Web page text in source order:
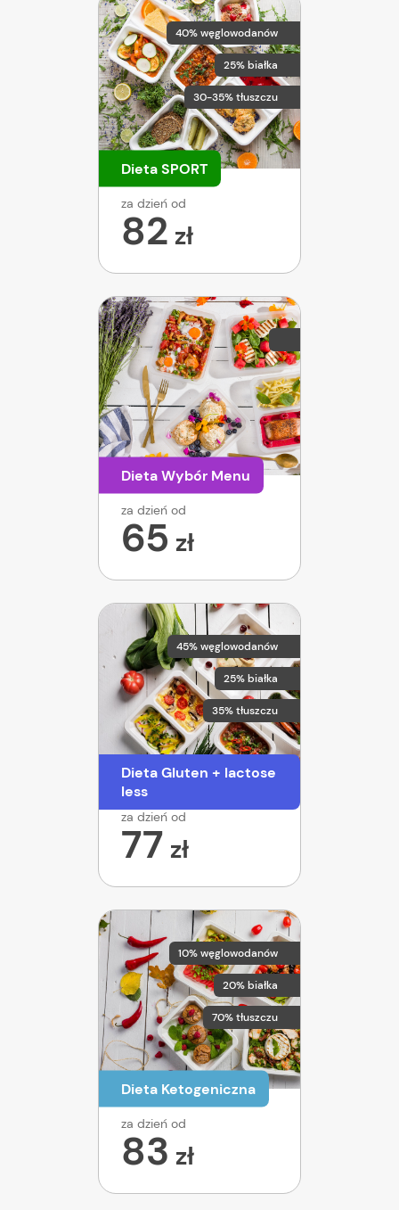
40% węglowodanów
25% białka
30-35% tłuszczu
Dieta SPORT
za dzień od
82 zł
Dieta Wybór Menu
za dzień od
65 zł
45% węglowodanów
25% białka
35% tłuszczu
Dieta Gluten + lactose
less
za dzień od
77 zł
10% węglowodanów
20% białka
70% tłuszczu
Dieta Ketogeniczna
za dzień od
83 zł